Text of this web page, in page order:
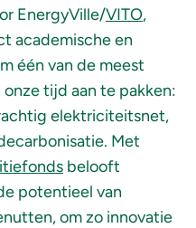
EnergyVille/VITO,
academische en
één van de meest
tijd aan te pakken:
elektriciteitsnet,
Met
belooft
potentieel van
om zo innovatie